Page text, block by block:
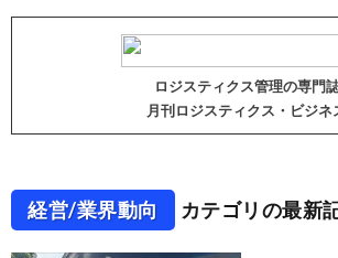
ロジスティクス管理の専門
月刊ロジスティクス・ビジネ
経営/業界動向 カテゴリの最新